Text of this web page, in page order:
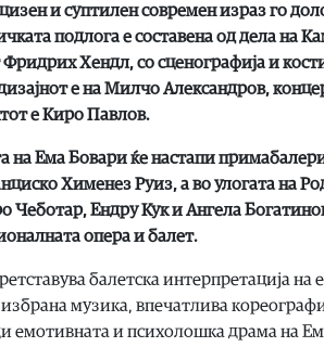
и суптилен современ израз го
подлога е составена од дела на
Хендл, со сценографија и
е на Милчо Александров,
е Киро Павлов.
на Ема Бовари ќе настапи
Хименез Руиз, а во улогата на
Чеботар, Ендру Кук и Ангела
опера и балет.
балетска интерпретација
музика, впечатлива
емотивната и психолошка драма на